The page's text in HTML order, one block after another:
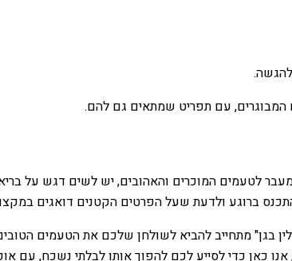
המבוגרים, עם תפריט שמתאים גם להם.
לטעמים המוכרים והאהובים, יש לשים דגש על
ברוגע ולדעת שעל הפרטים הקטנים דואגים
בגן" מתחייב להביא לשולחן שלכם את הטעמים
כאן כדי לסייע לכם להפוך אותו לבלתי נשכח, עם